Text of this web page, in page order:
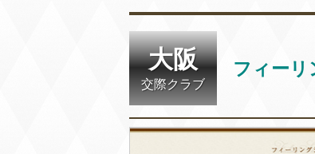
大阪
交際クラブ
フィーリ